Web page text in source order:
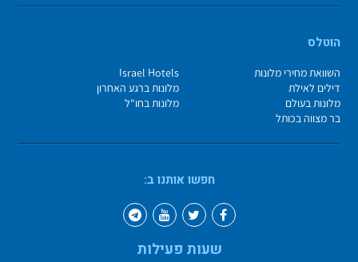
הוטלס
השוואת מחירי מלונות
Israel Hotels
דילים לאילת
מלונות ברגע האחרון
מלונות בעולם
מלונות בחו"ל
בר מצווה בכותל
חפשו אותנו ב:
שעות פעילות